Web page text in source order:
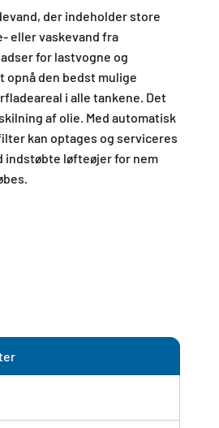
der indeholder store
eller vaskevand fra
for lastvogne og
opnå den bedst mulige
i alle tankene. Det
af olie. Med automatisk
kan optages og serviceres
løfteøjer for nem